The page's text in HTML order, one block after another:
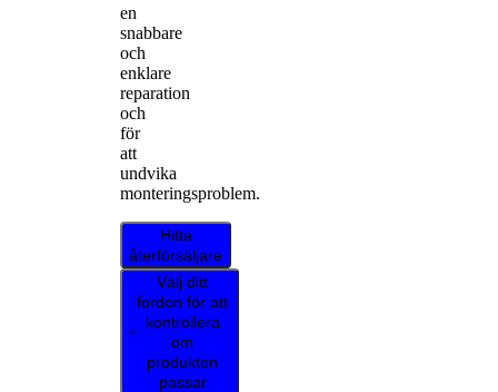
en
snabbare
och
enklare
reparation
och
för
att
undvika
monteringsproblem.
Hitta
återförsäljare
Välj ditt
fordon för att
kontrollera
om
produkten
passar